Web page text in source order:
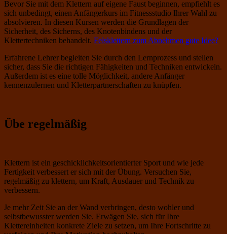
Bevor Sie mit dem Klettern auf eigene Faust beginnen, empfiehlt es
sich unbedingt, einen Anfängerkurs im Fitnessstudio Ihrer Wahl zu
absolvieren. In diesen Kursen werden die Grundlagen der
Sicherheit, des Sicherns, des Knotenbindens und der
Klettertechniken behandelt. Felsklettern zum Abnehmen gute Idee?
Erfahrene Lehrer begleiten Sie durch den Lernprozess und stellen
sicher, dass Sie die richtigen Fähigkeiten und Techniken entwickeln.
Außerdem ist es eine tolle Möglichkeit, andere Anfänger
kennenzulernen und Kletterpartnerschaften zu knüpfen.
Übe regelmäßig
Klettern ist ein geschicklichkeitsorientierter Sport und wie jede
Fertigkeit verbessert er sich mit der Übung. Versuchen Sie,
regelmäßig zu klettern, um Kraft, Ausdauer und Technik zu
verbessern.
Je mehr Zeit Sie an der Wand verbringen, desto wohler und
selbstbewusster werden Sie. Erwägen Sie, sich für Ihre
Klettereinheiten konkrete Ziele zu setzen, um Ihre Fortschritte zu